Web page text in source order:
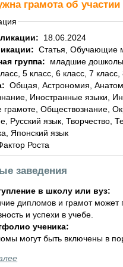
грамота об
18.06.2024
Статья, Обучающие
группа:
5 класс, 6 класс, 7
Общая, Астрономия, Анатомия, Английский язык, Биология, Ботаника, География, Геометрия, Домоводство,
Иностранные языки,
грамоте, Обществознание,
Русский язык,
Японский язык
Роста
заведения
в школу или вуз:
дипломов и грамот может
и успехи в учебе.
ученика:
могут быть включены в